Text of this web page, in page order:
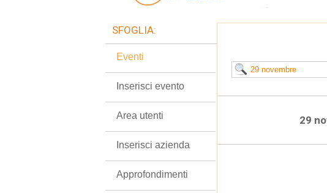
29
SFOGLIA:
Eventi
Inserisci evento
Area utenti
Inserisci azienda
Approfondimenti